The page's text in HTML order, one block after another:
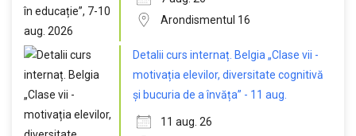
Arondismentul 16
Detalii curs internaț. Belgia „Clase vii -
motivația elevilor, diversitate cognitivă
și bucuria de a învăța” - 11 aug.
11 aug. 26